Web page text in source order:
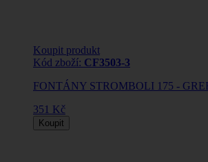
Koupit produkt
Kód zboží: CF3503-3
FONTÁNY STROMBOLI 175 -
351 Kč
Koupit